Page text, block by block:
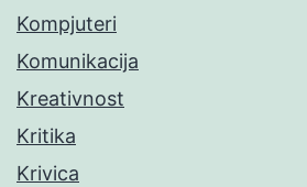
Kompjuteri
Komunikacija
Kreativnost
Kritika
Krivica